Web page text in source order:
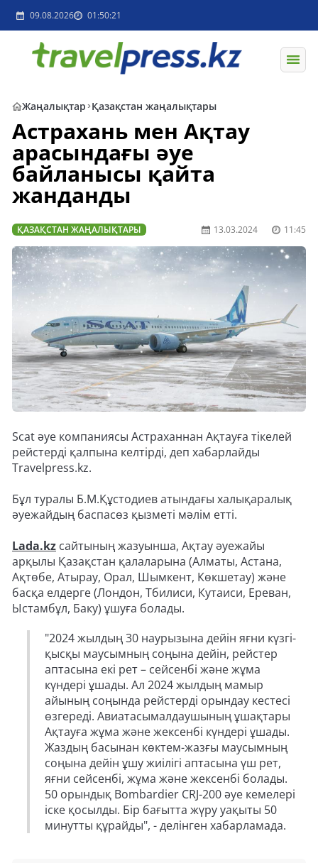
09.08.2026 01:50:21
Жаңалықтар Қазақстан жаңалықтары
Астрахань мен Ақтау
арасындағы әуе
байланысы қайта
жанданды
ҚАЗАҚСТАН ЖАҢАЛЫҚТАРЫ 13.03.2024 11:45
Scat әуе компаниясы Астраханнан Ақтауға тікелей
рейстерді қалпына келтірді, деп хабарлайды
Travelpress.kz.
Бұл туралы Б.М.Құстодиев атындағы халықаралық
әуежайдың баспасөз қызметі мәлім етті.
Lada.kz сайтының жазуынша, Ақтау әуежайы
арқылы Қазақстан қалаларына (Алматы, Астана,
Ақтөбе, Атырау, Орал, Шымкент, Көкшетау) және
басқа елдерге (Лондон, Тбилиси, Кутаиси, Ереван,
Ыстамбұл, Баку) ұшуға болады.
"2024 жылдың 30 наурызына дейін яғни күзгі-
қысқы маусымның соңына дейін, рейстер
аптасына екі рет – сейсенбі және жұма
күндері ұшады. Ал 2024 жылдың мамыр
айының соңында рейстерді орындау кестесі
өзгереді. Авиатасымалдаушының ұшақтары
Ақтауға жұма және жексенбі күндері ұшады.
Жаздың басынан көктем-жазғы маусымның
соңына дейін ұшу жиілігі аптасына үш рет,
яғни сейсенбі, жұма және жексенбі болады.
50 орындық Bombardier CRJ-200 әуе кемелері
іске қосылды. Бір бағытта жүру уақыты 50
минутты құрайды", - делінген хабарламада.